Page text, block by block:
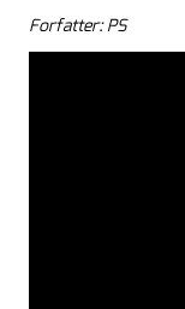
Forfatter: PS